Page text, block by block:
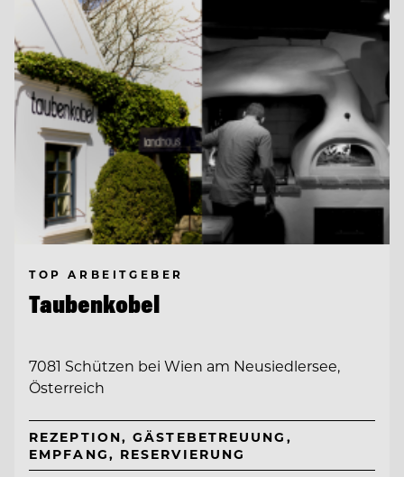
TOP ARBEITGEBER
Taubenkobel
7081 Schützen bei Wien am Neusiedlersee,
Österreich
REZEPTION, GÄSTEBETREUUNG,
EMPFANG, RESERVIERUNG